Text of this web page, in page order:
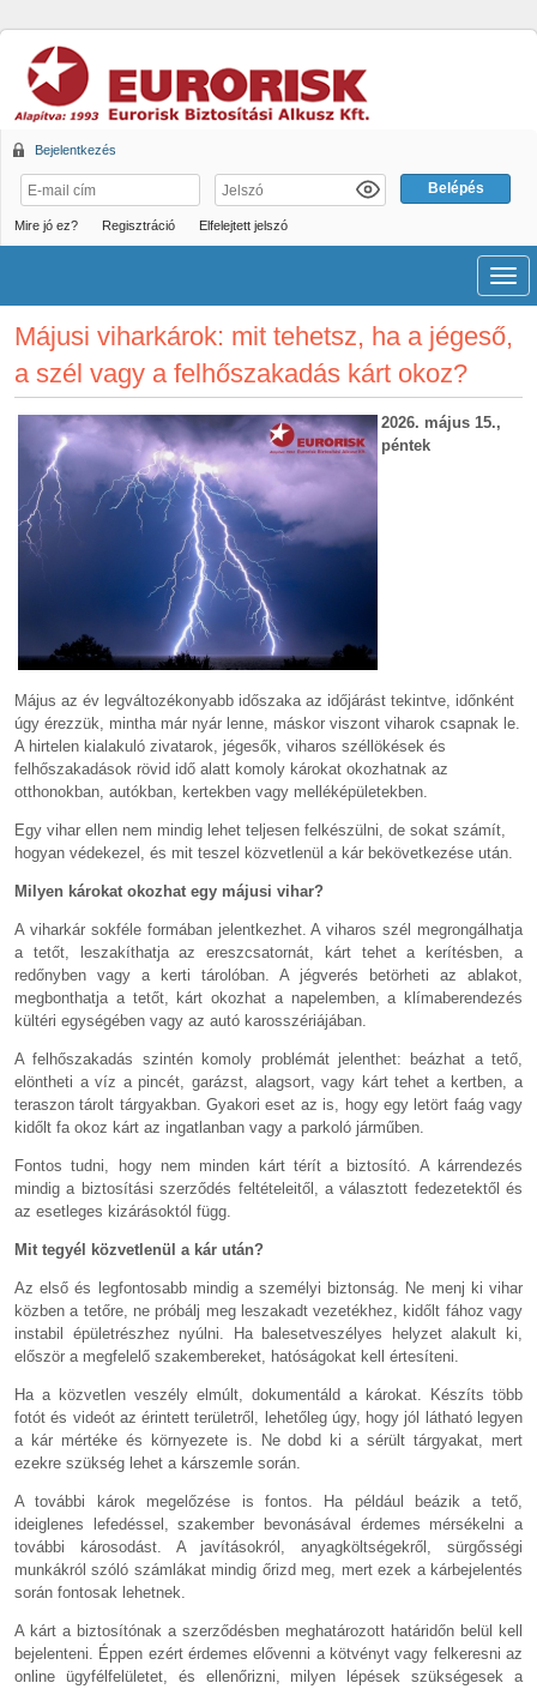
Bejelentkezés
Mire jó ez? Regisztráció Elfelejtett jelszó
Májusi viharkárok: mit tehetsz, ha a jégeső,
a szél vagy a felhőszakadás kárt okoz?
2026. május 15.,
péntek
Május az év legváltozékonyabb időszaka az időjárást tekintve, időnként
úgy érezzük, mintha már nyár lenne, máskor viszont viharok csapnak le.
A hirtelen kialakuló zivatarok, jégesők, viharos széllökések és
felhőszakadások rövid idő alatt komoly károkat okozhatnak az
otthonokban, autókban, kertekben vagy melléképületekben.
Egy vihar ellen nem mindig lehet teljesen felkészülni, de sokat számít,
hogyan védekezel, és mit teszel közvetlenül a kár bekövetkezése után.
Milyen károkat okozhat egy májusi vihar?
A viharkár sokféle formában jelentkezhet. A viharos szél megrongálhatja
a tetőt, leszakíthatja az ereszcsatornát, kárt tehet a kerítésben, a
redőnyben vagy a kerti tárolóban. A jégverés betörheti az ablakot,
megbonthatja a tetőt, kárt okozhat a napelemben, a klímaberendezés
kültéri egységében vagy az autó karosszériájában.
A felhőszakadás szintén komoly problémát jelenthet: beázhat a tető,
elöntheti a víz a pincét, garázst, alagsort, vagy kárt tehet a kertben, a
teraszon tárolt tárgyakban. Gyakori eset az is, hogy egy letört faág vagy
kidőlt fa okoz kárt az ingatlanban vagy a parkoló járműben.
Fontos tudni, hogy nem minden kárt térít a biztosító. A kárrendezés
mindig a biztosítási szerződés feltételeitől, a választott fedezetektől és
az esetleges kizárásoktól függ.
Mit tegyél közvetlenül a kár után?
Az első és legfontosabb mindig a személyi biztonság. Ne menj ki vihar
közben a tetőre, ne próbálj meg leszakadt vezetékhez, kidőlt fához vagy
instabil épületrészhez nyúlni. Ha balesetveszélyes helyzet alakult ki,
először a megfelelő szakembereket, hatóságokat kell értesíteni.
Ha a közvetlen veszély elmúlt, dokumentáld a károkat. Készíts több
fotót és videót az érintett területről, lehetőleg úgy, hogy jól látható legyen
a kár mértéke és környezete is. Ne dobd ki a sérült tárgyakat, mert
ezekre szükség lehet a kárszemle során.
A további károk megelőzése is fontos. Ha például beázik a tető,
ideiglenes lefedéssel, szakember bevonásával érdemes mérsékelni a
további károsodást. A javításokról, anyagköltségekről, sürgősségi
munkákról szóló számlákat mindig őrizd meg, mert ezek a kárbejelentés
során fontosak lehetnek.
A kárt a biztosítónak a szerződésben meghatározott határidőn belül kell
bejelenteni. Éppen ezért érdemes elővenni a kötvényt vagy felkeresni az
online ügyfélfelületet, és ellenőrizni, milyen lépések szükségesek a